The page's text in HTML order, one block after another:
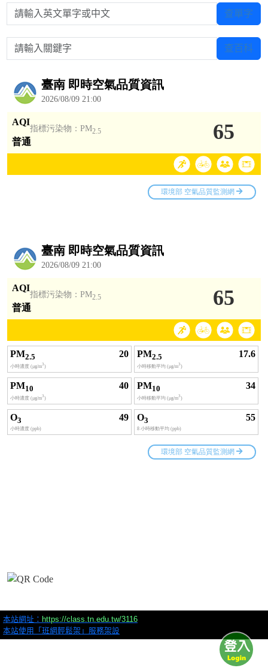
請輸入英文單字或中文 查單字
請輸入關鍵字 查百科
本站網址： https://class.tn.edu.tw/3116
本站使用「班網輕鬆架」服務架設